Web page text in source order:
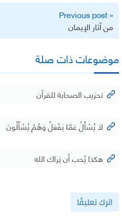
تصفّح
المقالات
« Previous post
من آثار الإيمان
موضوعات ذات صلة
تحزيب الصحابة للقرآن
لَا يُسْأَلُ عَمَّا يَفْعَلُ وَهُمْ يُسْأَلُونَ
هكذا يُحب أن يَراك الله
اترك تعليقًا